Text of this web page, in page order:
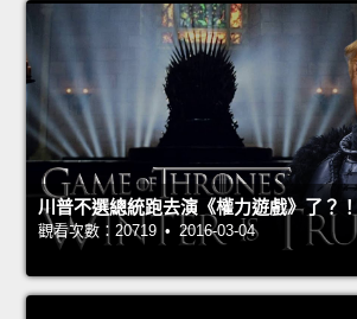
川普不選總統跑去演《權力遊戲》了？！
觀看次數：20719 • 2016-03-04